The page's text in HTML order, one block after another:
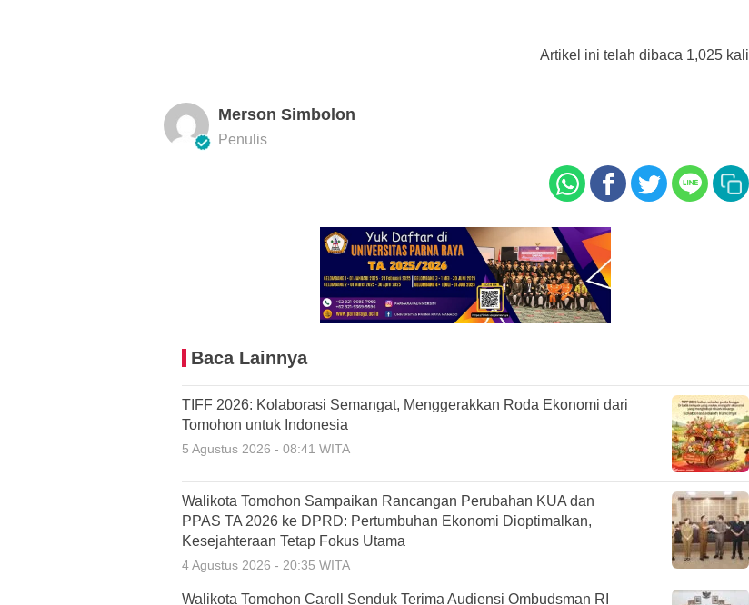
Artikel ini telah dibaca 1,025 kali
Merson Simbolon
Penulis
Baca Lainnya
TIFF 2026: Kolaborasi Semangat, Menggerakkan Roda Ekonomi dari
Tomohon untuk Indonesia
5 Agustus 2026 - 08:41 WITA
Walikota Tomohon Sampaikan Rancangan Perubahan KUA dan
PPAS TA 2026 ke DPRD: Pertumbuhan Ekonomi Dioptimalkan,
Kesejahteraan Tetap Fokus Utama
4 Agustus 2026 - 20:35 WITA
Walikota Tomohon Caroll Senduk Terima Audiensi Ombudsman RI